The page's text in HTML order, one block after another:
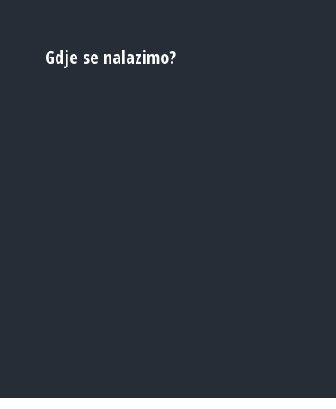
Gdje se nalazimo?